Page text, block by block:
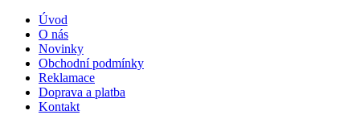
Úvod
O nás
Novinky
Obchodní podmínky
Reklamace
Doprava a platba
Kontakt